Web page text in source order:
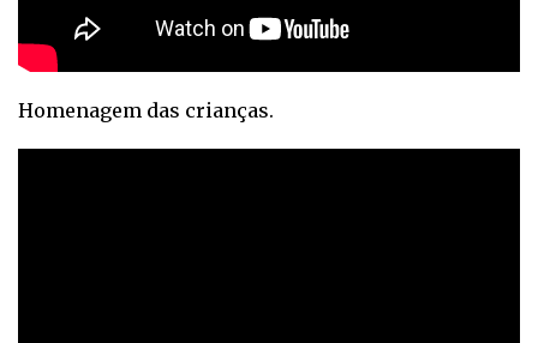
Homenagem das crianças.